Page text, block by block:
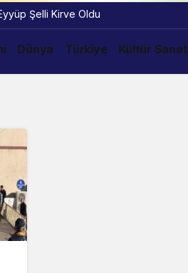
Şelli Kirve Oldu
Dünya Türkiye Kültür Sanat